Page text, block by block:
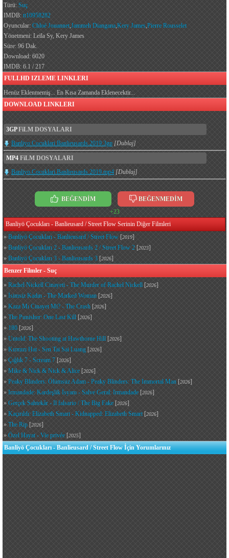
Türü: Suç
IMDB: tt10958282
Oyuncular: Chloé Jouannet,Jammeh Diangana,Kery James,Pierre Rousselet
Yönetmeni: Leïla Sy, Kery James
Süre: 96 Dak.
Download: 6020
IMDB: 6.1 / 217
FULLHD IZLEME LINKLERI
Henüz Eklenmemiş... En Kısa Zamanda Eklenecektir...
DOWNLOAD LINKLERI
3GPFiLM DOSYALARI
Banliyo.Cocuklari.Banlieusards.2019.3gp [Dublaj]
MP4 FiLM DOSYALARI
Banliyo.Cocuklari.Banlieusards.2019.mp4 [Dublaj]
BEĞENDİM
BEĞENMEDİM
+23
Banliyö Çocukları - Banlieusard / Street Flow Serinin Diğer Filmleri
» Banliyö Çocukları - Banlieusard / Street Flow [2019]
» Banliyö Çocukları 2 - Banlieusards 2 / Street Flow 2 [2023]
» Banliyö Çocukları 3 - Banlieusards 3 [2026]
Benzer Filmler - Suç
» Rachel Nickell Cinayeti - The Murder of Rachel Nickell [2026]
» İsimsiz Kadın - The Marked Woman [2026]
» Kaza Mı Cinayet Mi? - The Crash [2026]
» The Punisher: One Last Kill [2026]
» 180 [2026]
» Untold: The Shooting at Hawthorne Hill [2026]
» Kırmızı Hat - Sen Tai Sai Luang [2026]
» Çığlık 7 - Scream 7 [2026]
» Mike & Nick & Nick & Alice [2026]
» Peaky Blinders: Ölümsüz Adam - Peaky Blinders: The Immortal Man [2026]
» Irmandade: Kardeşlik İsyanı - Salve Geral: Irmandade [2026]
» Gerçek Sahtekâr - Il falsario / The Big Fake [2026]
» Kaçırıldı: Elizabeth Smart - Kidnapped: Elizabeth Smart[2026]
» The Rip [2026]
» Özel Hayat - Vie privée [2025]
Banliyö Çocukları - Banlieusard / Street Flow İçin Yorumlarınız